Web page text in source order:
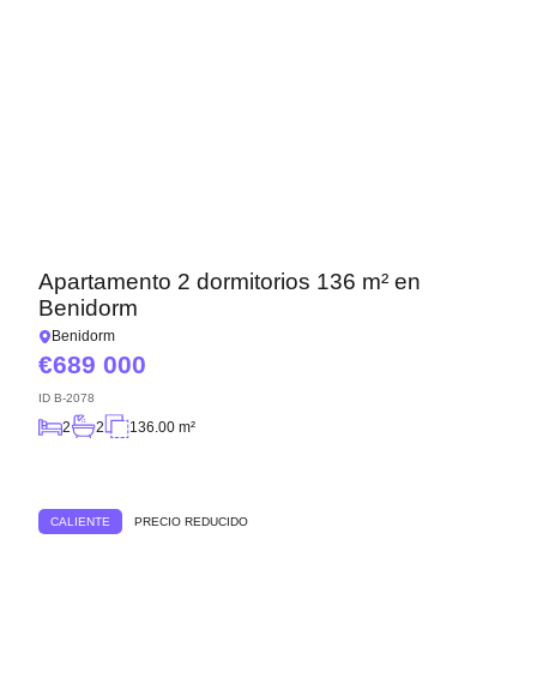
Apartamento 2 dormitorios 136 m² en
Benidorm
Benidorm
689 000
ID B-2078
2 2 136.00 m²
CALIENTE PRECIO REDUCIDO